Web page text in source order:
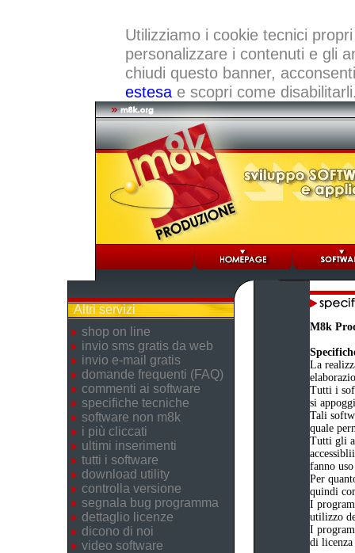
Utilizziamo i cookie tecnici
personalizzare i contenuti e gli
chiudi questo banner,
estesae scopri come
Altri servizi
shop on line
invio sms gratis da web
invio e-mail gratis
domande frequenti (FAQ)
commenti ai software
specifiche tecniche
software non m8k
i più cliccati
ultimi inserimenti
tutti i software
download utility
controlla versione
segnala bug programma
dettaglio licenze
dicono di noi
video software
M8k
La
Tutti i
si
Tali
quale
Tutti gli
fanno uso
Per
quindi
I
utilizzo
I
di licenza